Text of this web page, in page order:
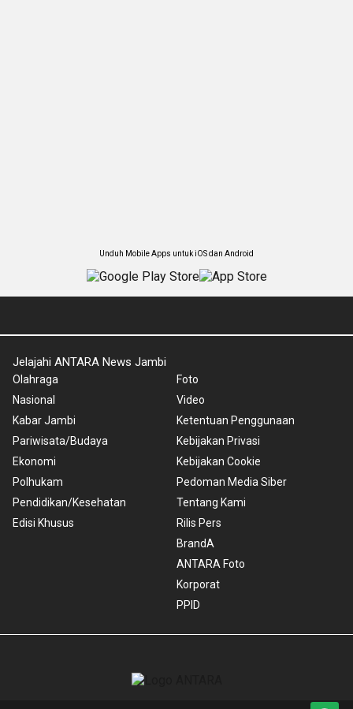
Unduh Mobile Apps untuk iOS dan Android
Jelajahi ANTARA News Jambi
Olahraga
Nasional
Kabar Jambi
Pariwisata/Budaya
Ekonomi
Polhukam
Pendidikan/Kesehatan
Edisi Khusus
Foto
Video
Ketentuan Penggunaan
Kebijakan Privasi
Kebijakan Cookie
Pedoman Media Siber
Tentang Kami
Rilis Pers
BrandA
ANTARA Foto
Korporat
PPID